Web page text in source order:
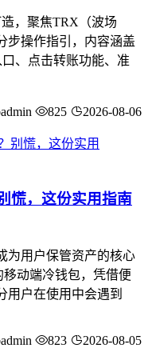
，聚焦TRX（波场
步操作指引，内容涵盖
、点击转账功能、准
825 2026-08-06
慌，这份实用指南
为用户保管资产的核心
动端冷钱包，凭借便
用户在使用中会遇到
823 2026-08-05